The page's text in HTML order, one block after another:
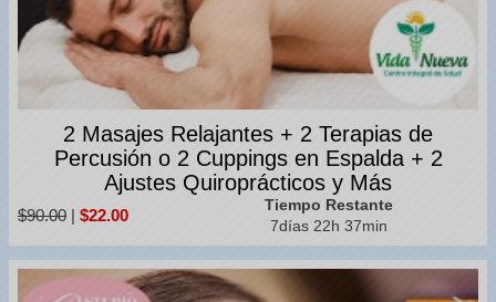
2 Masajes Relajantes + 2 Terapias de
Percusión o 2 Cuppings en Espalda + 2
Ajustes Quiroprácticos y Más
$90.00 | $22.00
Tiempo Restante
7días 22h 37min